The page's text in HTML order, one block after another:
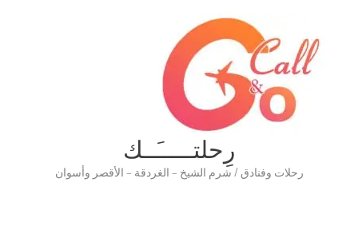
رِحلتـــــَــك
رحلات وفنادق / شرم الشيخ – الغردقة – الأقصر وأسوان